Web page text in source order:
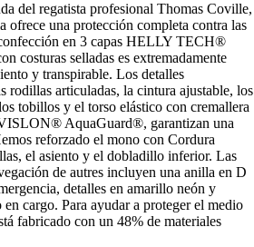
del regatista profesional Thomas Coville,
ofrece una protección completa contra las
en 3 capas HELLY TECH®
costuras selladas es extremadamente
y transpirable. Los detalles
rodillas articuladas, la cintura ajustable, los
tobillos y el torso elástico con cremallera
AquaGuard®, garantizan una
reforzado el mono con Cordura
el asiento y el dobladillo inferior. Las
de autres incluyen una anilla en D
detalles en amarillo neón y
cargo. Para ayudar a proteger el medio
fabricado con un 48% de materiales